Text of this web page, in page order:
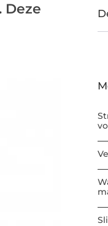
Deze